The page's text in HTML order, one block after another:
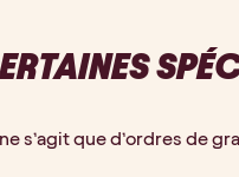
s’agit que d’ordres de